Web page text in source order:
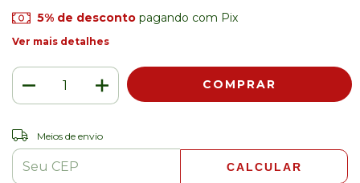
5% de desconto pagando com Pix
Ver mais detalhes
Entregas para o CEP:
Meios de envio
CALCULAR